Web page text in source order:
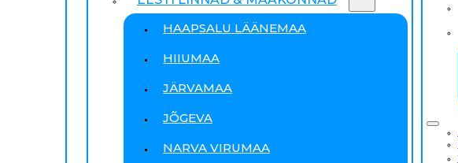
HAAPSALU LÄÄNEMAA
HIIUMAA
JÄRVAMAA
JÕGEVA
NARVA VIRUMAA